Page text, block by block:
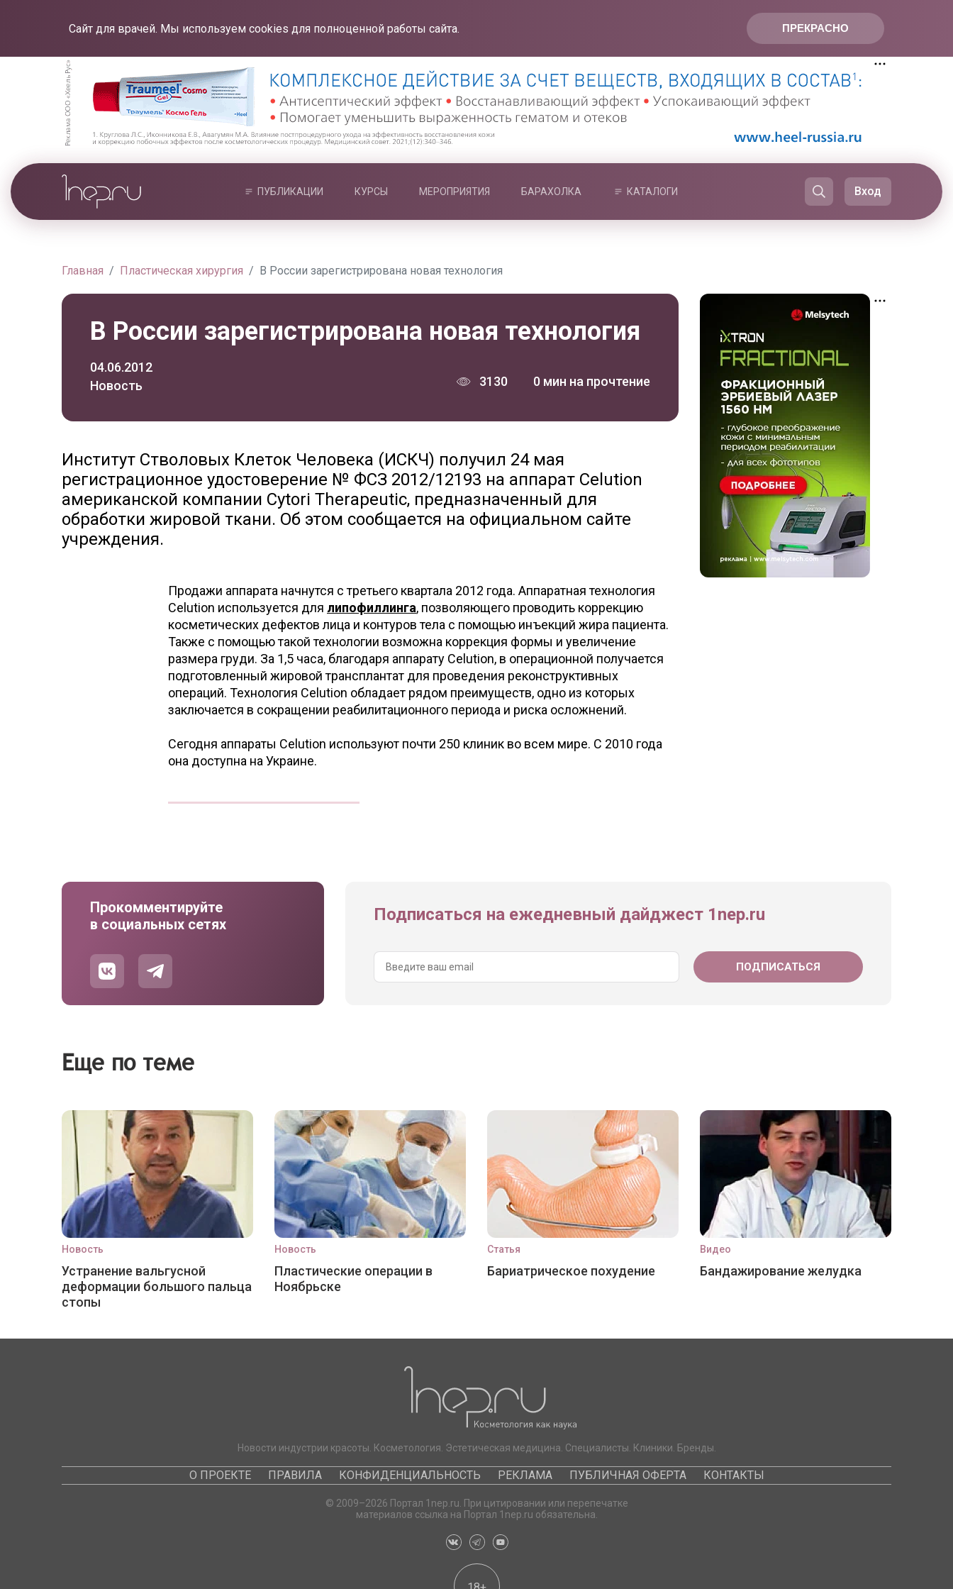
ПРЕКРАСНО
Сайт для врачей. Мы используем cookies для полноценной работы сайта.
ПУБЛИКАЦИИ КУРСЫ МЕРОПРИЯТИЯ БАРАХОЛКА КАТАЛОГИ Вход
Главная Пластическая хирургия В России зарегистрирована новая технология
В России зарегистрирована новая технология
04.06.2012
Новость
3130 0 мин на прочтение
Институт Стволовых Клеток Человека (ИСКЧ) получил 24 мая
регистрационное удостоверение № ФСЗ 2012/12193 на аппарат Celution
американской компании Cytori Therapeutiс, предназначенный для
обработки жировой ткани. Об этом сообщается на официальном сайте
учреждения.
Продажи аппарата начнутся с третьего квартала 2012 года. Аппаратная технология
Celution используется для липофиллинга, позволяющего проводить коррекцию
косметических дефектов лица и контуров тела с помощью инъекций жира пациента.
Также с помощью такой технологии возможна коррекция формы и увеличение
размера груди. За 1,5 часа, благодаря аппарату Celution, в операционной получается
подготовленный жировой трансплантат для проведения реконструктивных
операций. Технология Celution обладает рядом преимуществ, одно из которых
заключается в сокращении реабилитационного периода и риска осложнений.
Сегодня аппараты Celution используют почти 250 клиник во всем мире. С 2010 года
она доступна на Украине.
Прокомментируйте
в социальных сетях
Подписаться на ежедневный дайджест 1nep.ru
Еще по теме
Новость
Устранение вальгусной
деформации большого пальца
стопы
Новость
Пластические операции в
Ноябрьске
Статья
Бариатрическое похудение
Видео
Бандажирование желудка
Новости индустрии красоты. Косметология. Эстетическая медицина. Специалисты. Клиники. Бренды.
О ПРОЕКТЕ ПРАВИЛА КОНФИДЕНЦИАЛЬНОСТЬ РЕКЛАМА ПУБЛИЧНАЯ ОФЕРТА КОНТАКТЫ
© 2009–2026 Портал 1nep.ru. При цитировании или перепечатке
материалов ссылка на Портал 1nep.ru обязательна.